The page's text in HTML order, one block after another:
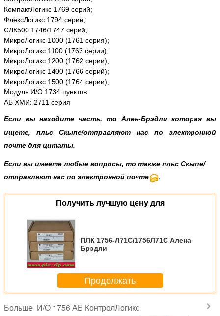
КомпактЛогикс 1769 серий;
ФлексЛогикс 1794 серии;
СЛК500 1746/1747 серий;
МикроЛогикс 1000 (1761 серия);
МикроЛогикс 1100 (1763 серии);
МикроЛогикс 1200 (1762 серии);
МикроЛогикс 1400 (1766 серий);
МикроЛогикс 1500 (1764 серии);
Модуль И/О 1734 пунктов
АБ ХМИ: 2711 серия
Если вы находите часть, то Ален-Брэдли которая вы
ищете, пльс Скыпе/отправляют нас по электронной
почте для цитаты.
Если вы имеете любые вопросы, то также пльс Скыпе/
отправляют нас по электронной почте
.
Получить лучшую цену для
ПЛК 1756-Л71С/1756Л71С Алена
Брэдли
Продолжать
Больше И/О 1756 АБ КонтролЛогикс